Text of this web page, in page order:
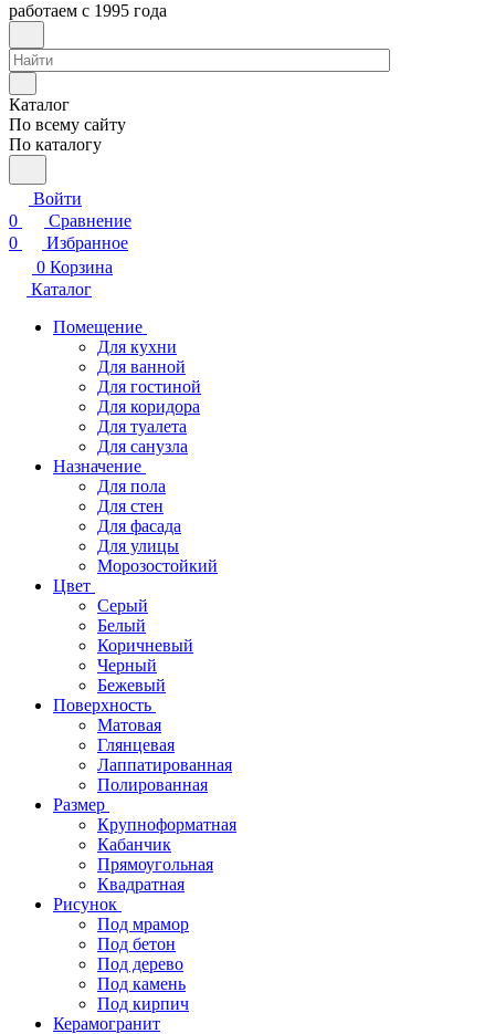
работаем с 1995 года
Каталог
По всему сайту
По каталогу
Войти
0
Сравнение
0
Избранное
0 Корзина
Каталог
Помещение
Для кухни
Для ванной
Для гостиной
Для коридора
Для туалета
Для санузла
Назначение
Для пола
Для стен
Для фасада
Для улицы
Морозостойкий
Цвет
Серый
Белый
Коричневый
Черный
Бежевый
Поверхность
Матовая
Глянцевая
Лаппатированная
Полированная
Размер
Крупноформатная
Кабанчик
Прямоугольная
Квадратная
Рисунок
Под мрамор
Под бетон
Под дерево
Под камень
Под кирпич
Керамогранит